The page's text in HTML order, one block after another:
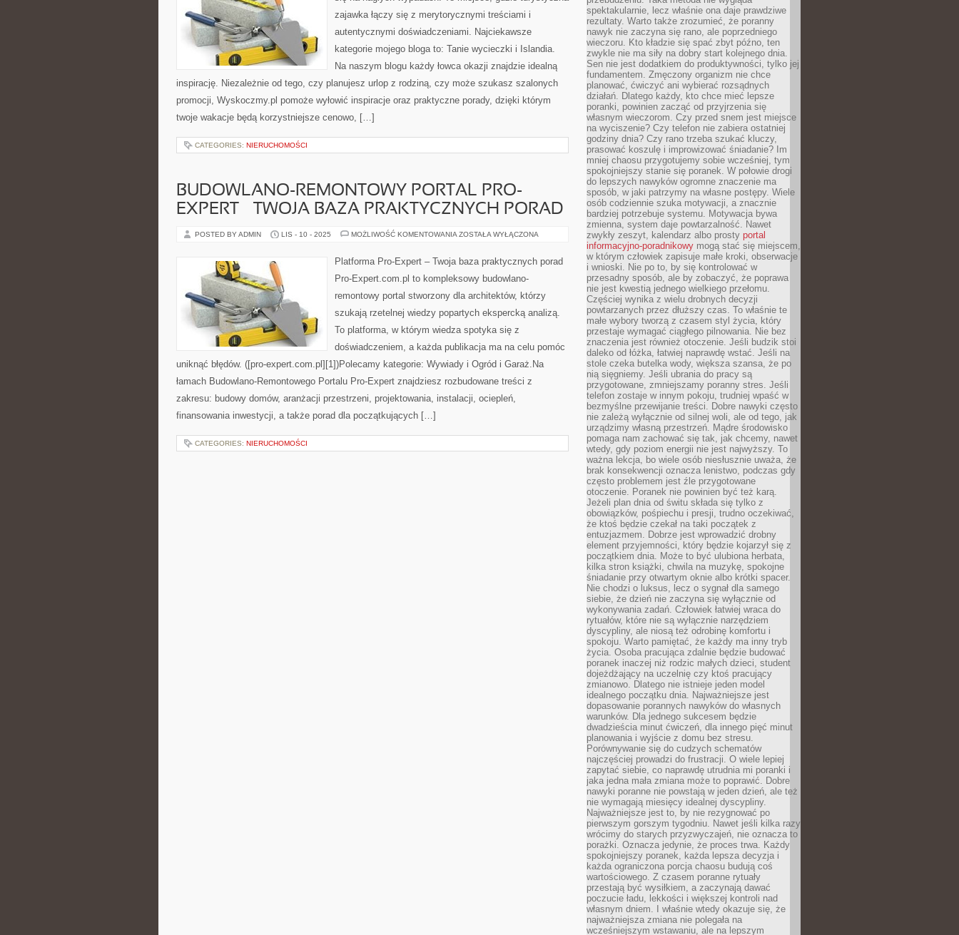
OKAZYJNEJ
I
WYSKOCZ
PO
EGZOTYCZNE
PRZYGODY
JUŻ
zajawka łączy się z merytorycznymi treściami i
autentycznymi doświadczeniami. Najciekawsze
kategorie mojego bloga to: Tanie wycieczki i Islandia.
Na naszym blogu każdy łowca okazji znajdzie idealną
inspirację. Niezależnie od tego, czy planujesz urlop z rodziną, czy może szukasz szalonych
promocji, Wyskoczmy.pl pomoże wyłowić inspiracje oraz praktyczne porady, dzięki którym
twoje wakacje będą korzystniejsze cenowo, […]
CATEGORIES: NIERUCHOMOŚCI
BUDOWLANO-REMONTOWY PORTAL PRO-
EXPERT – TWOJA BAZA PRAKTYCZNYCH PORAD
POSTED BY ADMIN LIS - 10 - 2025 MOŻLIWOŚĆ KOMENTOWANIA BUDOWLANO-
PRO-
EXPERT
TWOJA
PRAKTYCZNYCH
ZOSTAŁA WYŁĄCZONA
Platforma Pro-Expert – Twoja baza praktycznych porad
Pro-Expert.com.pl to kompleksowy budowlano-
remontowy portal stworzony dla architektów, którzy
szukają rzetelnej wiedzy popartych ekspercką analizą.
To platforma, w którym wiedza spotyka się z
doświadczeniem, a każda publikacja ma na celu pomóc
uniknąć błędów. ([pro-expert.com.pl][1])Polecamy kategorie: Wywiady i Ogród i Garaż.Na
łamach Budowlano-Remontowego Portalu Pro-Expert znajdziesz rozbudowane treści z
zakresu: budowy domów, aranżacji przestrzeni, projektowania, instalacji, ociepleń,
finansowania inwestycji, a także porad dla początkujących […]
CATEGORIES: NIERUCHOMOŚCI
spektakularnie, lecz właśnie ona daje prawdziwe
rezultaty. Warto także zrozumieć, że poranny
nawyk nie zaczyna się rano, ale poprzedniego
wieczoru. Kto kładzie się spać zbyt późno, ten
zwykle nie ma siły na dobry start kolejnego dnia.
Sen nie jest dodatkiem do produktywności, tylko jej
fundamentem. Zmęczony organizm nie chce
planować, ćwiczyć ani wybierać rozsądnych
działań. Dlatego każdy, kto chce mieć lepsze
poranki, powinien zacząć od przyjrzenia się
własnym wieczorom. Czy przed snem jest miejsce
na wyciszenie? Czy telefon nie zabiera ostatniej
godziny dnia? Czy rano trzeba szukać kluczy,
prasować koszulę i improwizować śniadanie? Im
mniej chaosu przygotujemy sobie wcześniej, tym
spokojniejszy stanie się poranek. W połowie drogi
do lepszych nawyków ogromne znaczenie ma
sposób, w jaki patrzymy na własne postępy. Wiele
osób codziennie szuka motywacji, a znacznie
bardziej potrzebuje systemu. Motywacja bywa
zmienna, system daje powtarzalność. Nawet
zwykły zeszyt, kalendarz albo prosty portal
informacyjno-poradnikowy mogą stać się miejscem,
w którym człowiek zapisuje małe kroki, obserwacje
i wnioski. Nie po to, by się kontrolować w
przesadny sposób, ale by zobaczyć, że poprawa
nie jest kwestią jednego wielkiego przełomu.
Częściej wynika z wielu drobnych decyzji
powtarzanych przez dłuższy czas. To właśnie te
małe wybory tworzą z czasem styl życia, który
przestaje wymagać ciągłego pilnowania. Nie bez
znaczenia jest również otoczenie. Jeśli budzik stoi
daleko od łóżka, łatwiej naprawdę wstać. Jeśli na
stole czeka butelka wody, większa szansa, że po
nią sięgniemy. Jeśli ubrania do pracy są
przygotowane, zmniejszamy poranny stres. Jeśli
telefon zostaje w innym pokoju, trudniej wpaść w
bezmyślne przewijanie treści. Dobre nawyki często
nie zależą wyłącznie od silnej woli, ale od tego, jak
urządzimy własną przestrzeń. Mądre środowisko
pomaga nam zachować się tak, jak chcemy, nawet
wtedy, gdy poziom energii nie jest najwyższy. To
ważna lekcja, bo wiele osób niesłusznie uważa, że
brak konsekwencji oznacza lenistwo, podczas gdy
często problemem jest źle przygotowane
otoczenie. Poranek nie powinien być też karą.
Jeżeli plan dnia od świtu składa się tylko z
obowiązków, pośpiechu i presji, trudno oczekiwać,
że ktoś będzie czekał na taki początek z
entuzjazmem. Dobrze jest wprowadzić drobny
element przyjemności, który będzie kojarzył się z
początkiem dnia. Może to być ulubiona herbata,
kilka stron książki, chwila na muzykę, spokojne
śniadanie przy otwartym oknie albo krótki spacer.
Nie chodzi o luksus, lecz o sygnał dla samego
siebie, że dzień nie zaczyna się wyłącznie od
wykonywania zadań. Człowiek łatwiej wraca do
rytuałów, które nie są wyłącznie narzędziem
dyscypliny, ale niosą też odrobinę komfortu i
spokoju. Warto pamiętać, że każdy ma inny tryb
życia. Osoba pracująca zdalnie będzie budować
poranek inaczej niż rodzic małych dzieci, student
dojeżdżający na uczelnię czy ktoś pracujący
zmianowo. Dlatego nie istnieje jeden model
idealnego początku dnia. Najważniejsze jest
dopasowanie porannych nawyków do własnych
warunków. Dla jednego sukcesem będzie
dwadzieścia minut ćwiczeń, dla innego pięć minut
planowania i wyjście z domu bez stresu.
Porównywanie się do cudzych schematów
najczęściej prowadzi do frustracji. O wiele lepiej
zapytać siebie, co naprawdę utrudnia mi poranki i
jaka jedna mała zmiana może to poprawić. Dobre
nawyki poranne nie powstają w jeden dzień, ale też
nie wymagają miesięcy idealnej dyscypliny.
Najważniejsze jest to, by nie rezygnować po
pierwszym gorszym tygodniu. Nawet jeśli kilka razy
wrócimy do starych przyzwyczajeń, nie oznacza to
porażki. Oznacza jedynie, że proces trwa. Każdy
spokojniejszy poranek, każda lepsza decyzja i
każda ograniczona porcja chaosu budują coś
wartościowego. Z czasem poranne rytuały
przestają być wysiłkiem, a zaczynają dawać
poczucie ładu, lekkości i większej kontroli nad
własnym dniem. I właśnie wtedy okazuje się, że
najważniejsza zmiana nie polegała na
wcześniejszym wstawaniu, ale na lepszym